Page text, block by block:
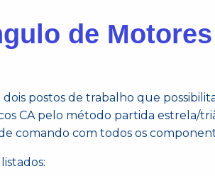
de
postos de trabalho que
CA pelo método partida estrela/
comando com todos os